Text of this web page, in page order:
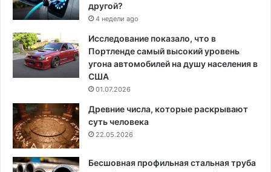
другой?
4 недели ago
Исследование показало, что в
Портленде самый высокий уровень
угона автомобилей на душу населения в
США
01.07.2026
Древние числа, которые раскрывают
суть человека
22.05.2026
Бесшовная профильная стальная труба